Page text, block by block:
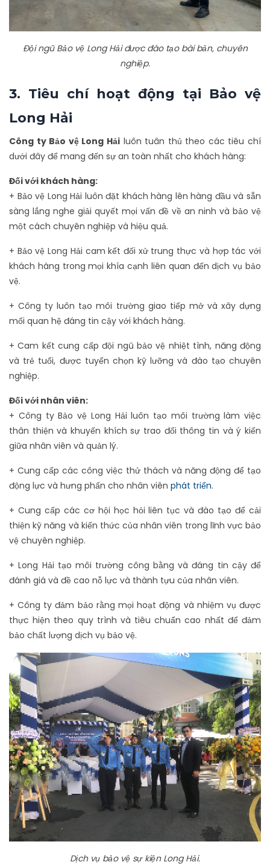
Đội ngũ Bảo vệ Long Hải được đào tạo bài bản, chuyên
nghiệp.
3. Tiêu chí hoạt động tại Bảo vệ
Long Hải
Công ty Bảo vệ Long Hảiluôn tuân thủ theo các tiêu chí
dưới đây để mang đến sự an toàn nhất cho khách hàng:
Đối với khách hàng:
+ Bảo vệ Long Hải luôn đặt khách hàng lên hàng đầu và sẵn
sàng lắng nghe giải quyết mọi vấn đề về an ninh và bảo vệ
một cách chuyên nghiệp và hiệu quả.
+ Bảo vệ Long Hải cam kết đối xử trung thực và hợp tác với
khách hàng trong mọi khía cạnh liên quan đến dịch vụ bảo
vệ.
+ Công ty luôn tạo môi trường giao tiếp mở và xây dựng
mối quan hệ đáng tin cậy với khách hàng.
+ Cam kết cung cấp đội ngũ bảo vệ nhiệt tình, năng động
và trẻ tuổi, được tuyển chọn kỹ lưỡng và đào tạo chuyên
nghiệp.
Đối với nhân viên:
+ Công ty Bảo vệ Long Hải luôn tạo môi trường làm việc
thân thiện và khuyến khích sự trao đổi thông tin và ý kiến
giữa nhân viên và quản lý.
+ Cung cấp các công việc thử thách và năng động để tạo
động lực và hưng phấn cho nhân viên phát triển.
+ Cung cấp các cơ hội học hỏi liên tục và đào tạo để cải
thiện kỹ năng và kiến thức của nhân viên trong lĩnh vực bảo
vệ chuyên nghiệp.
+ Long Hải tạo môi trường công bằng và đáng tin cậy để
đánh giá và đề cao nỗ lực và thành tựu của nhân viên.
+ Công ty đảm bảo rằng mọi hoạt động và nhiệm vụ được
thực hiện theo quy trình và tiêu chuẩn cao nhất để đảm
bảo chất lượng dịch vụ bảo vệ.
Dịch vụ bảo vệ sự kiện Long Hải.